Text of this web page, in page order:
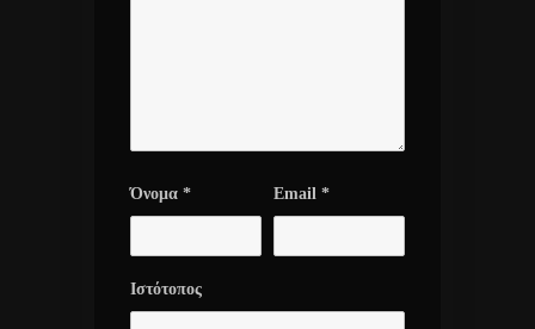
Όνομα * Email *
Ιστότοπος